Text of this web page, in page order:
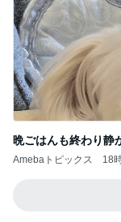
晩ごはんも終わり静
Amebaトピックス 18